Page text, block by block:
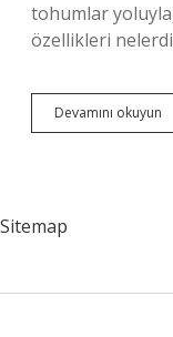
tohumlar
özellikleri
Devamını okuyun
Sitemap